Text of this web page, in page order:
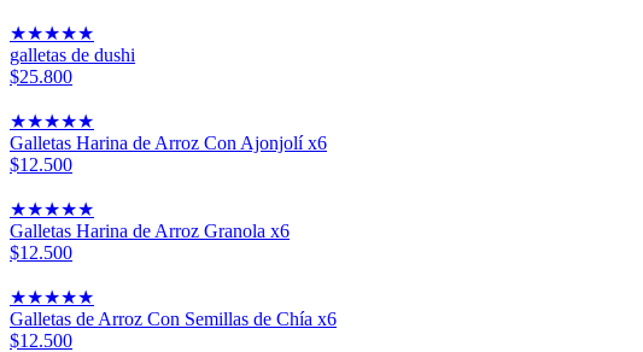
★★★★★
galletas de dushi
$25.800
★★★★★
Galletas Harina de Arroz Con Ajonjolí x6
$12.500
★★★★★
Galletas Harina de Arroz Granola x6
$12.500
★★★★★
Galletas de Arroz Con Semillas de Chía x6
$12.500